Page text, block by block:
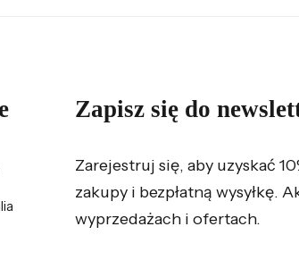
Zapisz się do
Zarejestruj się, aby uzyskać
zakupy i bezpłatną wysyłkę.
wyprzedażach i ofertach.